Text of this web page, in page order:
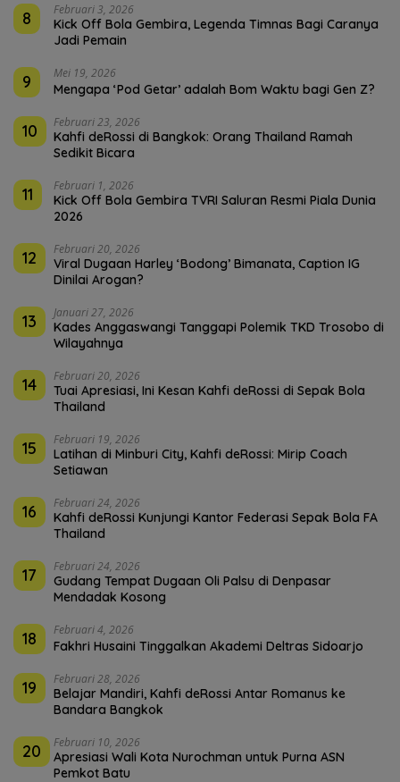
8 Februari 3, 2026
Kick Off Bola Gembira, Legenda Timnas Bagi Caranya
Jadi Pemain
9 Mei 19, 2026
Mengapa ‘Pod Getar’ adalah Bom Waktu bagi Gen Z?
10 Februari 23, 2026
Kahfi deRossi di Bangkok: Orang Thailand Ramah
Sedikit Bicara
11 Februari 1, 2026
Kick Off Bola Gembira TVRI Saluran Resmi Piala Dunia
2026
12 Februari 20, 2026
Viral Dugaan Harley ‘Bodong’ Bimanata, Caption IG
Dinilai Arogan?
13 Januari 27, 2026
Kades Anggaswangi Tanggapi Polemik TKD Trosobo di
Wilayahnya
14 Februari 20, 2026
Tuai Apresiasi, Ini Kesan Kahfi deRossi di Sepak Bola
Thailand
15 Februari 19, 2026
Latihan di Minburi City, Kahfi deRossi: Mirip Coach
Setiawan
16 Februari 24, 2026
Kahfi deRossi Kunjungi Kantor Federasi Sepak Bola FA
Thailand
17 Februari 24, 2026
Gudang Tempat Dugaan Oli Palsu di Denpasar
Mendadak Kosong
18 Februari 4, 2026
Fakhri Husaini Tinggalkan Akademi Deltras Sidoarjo
19 Februari 28, 2026
Belajar Mandiri, Kahfi deRossi Antar Romanus ke
Bandara Bangkok
20 Februari 10, 2026
Apresiasi Wali Kota Nurochman untuk Purna ASN
Pemkot Batu